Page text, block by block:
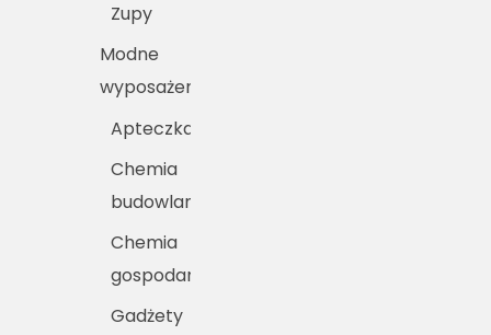
Zupy
Modne
wyposażenie
Apteczka
Chemia
budowlana
Chemia
gospodarcza
Gadżety